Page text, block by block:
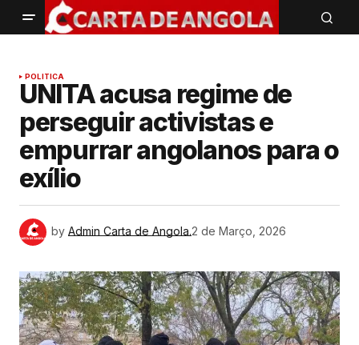
POLITICA
UNITA acusa regime de
perseguir activistas e
empurrar angolanos para o
exílio
by Admin Carta de Angola.2 de Março, 2026